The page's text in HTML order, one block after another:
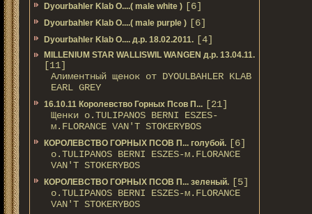
Dyourbahler Klab O....( male white ) [6]
Dyourbahler Klab O....( male purple ) [6]
Dyourbahler Klab O.... д.р. 18.02.2011. [4]
MILLENIUM STAR WALLISWIL WANGEN д.р. 13.04.11.
[11]
Алиментный щенок от DYOULBAHLER KLAB
EARL GREY
16.10.11 Королевство Горных Псов П... [21]
Щенки о.TULIPANOS BERNI ESZES-
м.FLORANCE VAN'T STOKERYBOS
КОРОЛЕВСТВО ГОРНЫХ ПСОВ П... голубой. [6]
о.TULIPANOS BERNI ESZES-м.FLORANCE
VAN'T STOKERYBOS
КОРОЛЕВСТВО ГОРНЫХ ПСОВ П... зеленый. [5]
о.TULIPANOS BERNI ESZES-м.FLORANCE
VAN'T STOKERYBOS